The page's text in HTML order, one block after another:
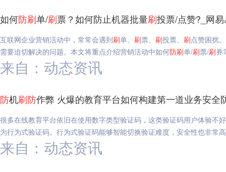
如何防刷单/刷票？如何防止机器批量刷投票/点赞?_网
互联网企业营销活动中，常常会遇到刷单、 刷票、 刷投票、 刷点赞困扰
需要迫切解决的问题。本文将重点介绍营销活动中如何防刷单/刷票/刷券
来自：动态资讯
防机刷防作弊 火爆的教育平台如何构建第一道业务安全
很多在线教育平台依旧在使用数字类型验证码，这类验证码用户体验不
为行为式验证码。行为式验证码能够智能切换验证难度，安全性也非常
来自：动态资讯